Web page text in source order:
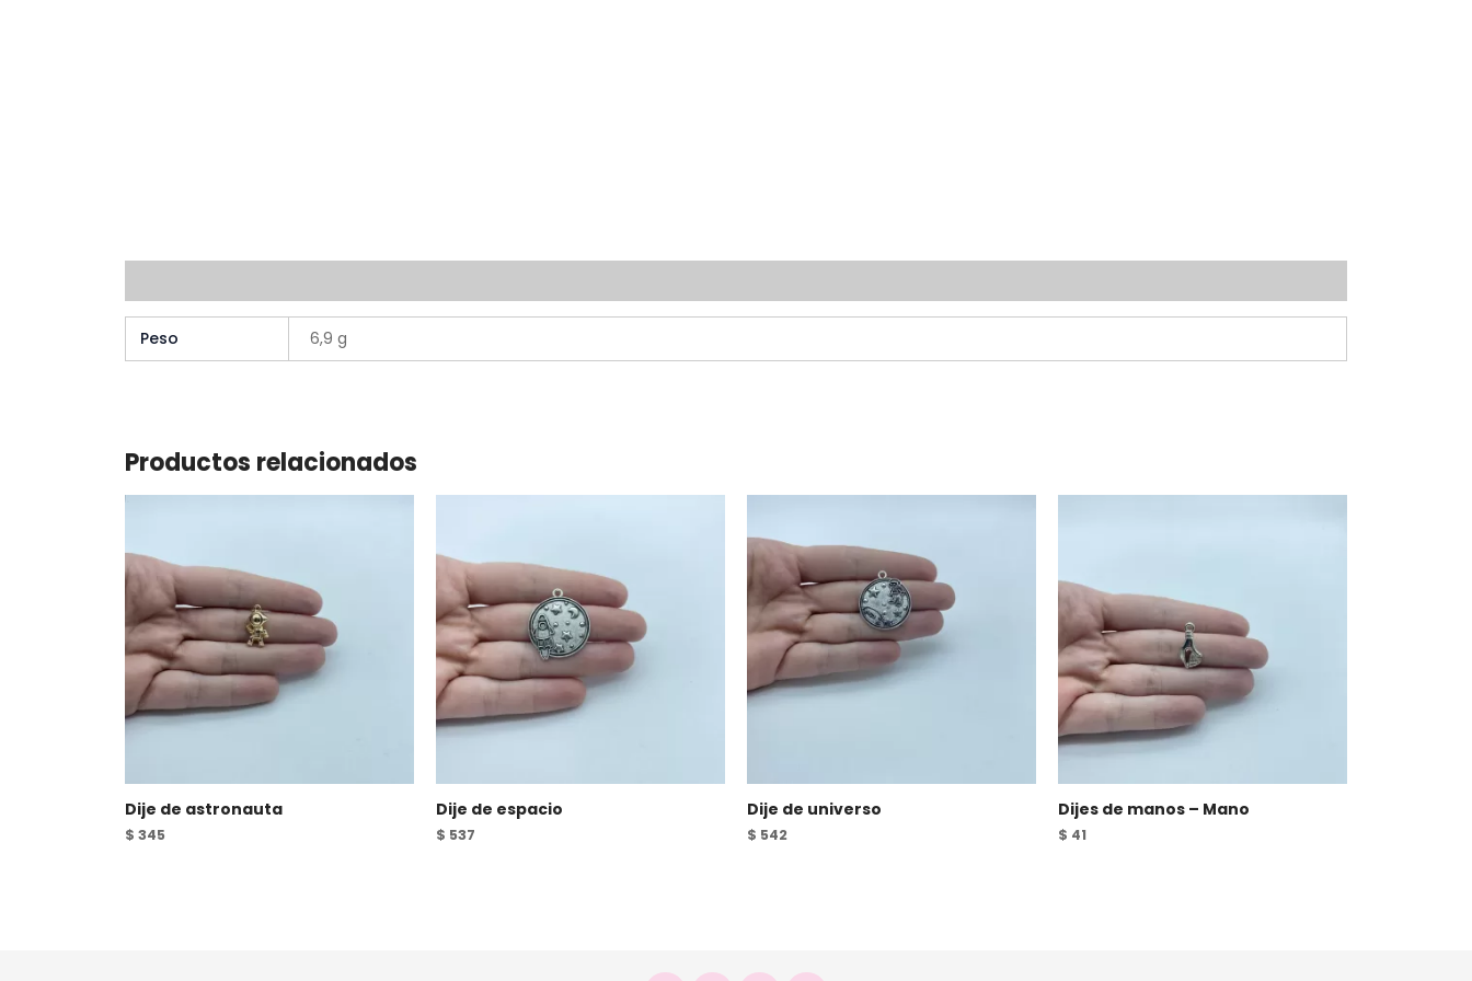
Peso 6,9 g
Productos relacionados
Dije de astronauta
$ 345
Dije de espacio
$ 537
Dije de universo
$ 542
Dijes de manos – Mano
$ 41